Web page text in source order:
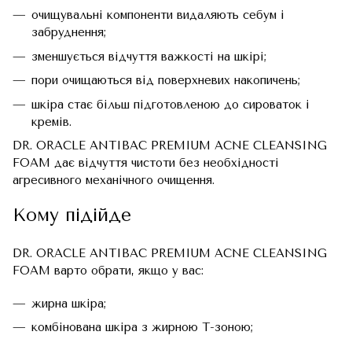
очищувальні компоненти видаляють себум і
забруднення;
зменшується відчуття важкості на шкірі;
пори очищаються від поверхневих накопичень;
шкіра стає більш підготовленою до сироваток і
кремів.
DR. ORACLE ANTIBAC PREMIUM ACNE CLEANSING
FOAM дає відчуття чистоти без необхідності
агресивного механічного очищення.
Кому підійде
DR. ORACLE ANTIBAC PREMIUM ACNE CLEANSING
FOAM варто обрати, якщо у вас:
жирна шкіра;
комбінована шкіра з жирною Т-зоною;